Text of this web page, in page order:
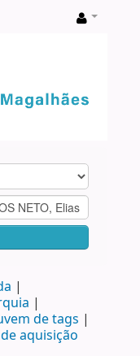
de tags
aquisição